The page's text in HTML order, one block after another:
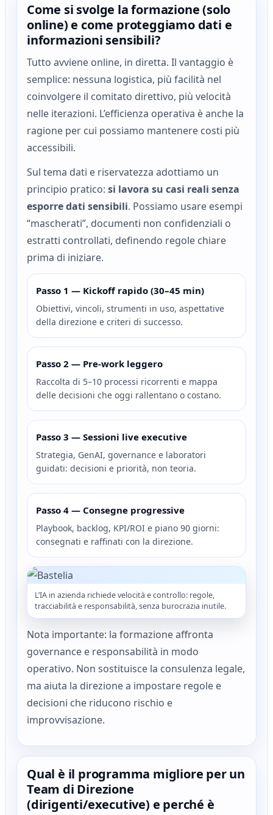
Come si svolge la formazione (solo
online) e come proteggiamo dati e
informazioni sensibili?
Tutto avviene online, in diretta. Il vantaggio è
semplice: nessuna logistica, più facilità nel
coinvolgere il comitato direttivo, più velocità
nelle iterazioni. L’efficienza operativa è anche la
ragione per cui possiamo mantenere costi più
accessibili.
Sul tema dati e riservatezza adottiamo un
principio pratico: si lavora su casi reali senza
esporre dati sensibili. Possiamo usare esempi
“mascherati”, documenti non confidenziali o
estratti controllati, definendo regole chiare
prima di iniziare.
Passo 1 — Kickoff rapido (30–45 min)
Obiettivi, vincoli, strumenti in uso, aspettative
della direzione e criteri di successo.
Passo 2 — Pre‑work leggero
Raccolta di 5–10 processi ricorrenti e mappa
delle decisioni che oggi rallentano o costano.
Passo 3 — Sessioni live executive
Strategia, GenAI, governance e laboratori
guidati: decisioni e priorità, non teoria.
Passo 4 — Consegne progressive
Playbook, backlog, KPI/ROI e piano 90 giorni:
consegnati e raffinati con la direzione.
L’IA in azienda richiede velocità e controllo: regole,
tracciabilità e responsabilità, senza burocrazia inutile.
Nota importante: la formazione affronta
governance e responsabilità in modo
operativo. Non sostituisce la consulenza legale,
ma aiuta la direzione a impostare regole e
decisioni che riducono rischio e
improvvisazione.
Qual è il programma migliore per un
Team di Direzione
(dirigenti/executive) e perché è